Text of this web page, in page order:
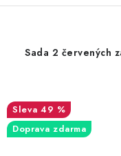
Sada 2 červených
49 %
Doprava zdarma